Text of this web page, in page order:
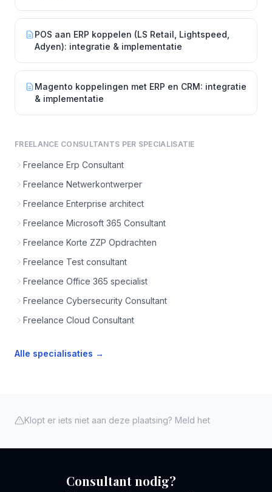
POS aan ERP koppelen (LS Retail, Lightspeed,
Adyen): integratie & implementatie
Magento koppelingen met ERP en CRM: integratie
& implementatie
FREELANCE CONSULTANTS PER SPECIALISATIE
Freelance Erp Consultant
Freelance Netwerkontwerper
Freelance Enterprise architect
Freelance Microsoft 365 Consultant
Freelance Korte ZZP Opdrachten
Freelance Test consultant
Freelance Office 365 specialist
Freelance Cybersecurity Consultant
Freelance Cloud Consultant
Alle specialisaties →
Klopt er iets niet aan deze plaatsing? Meld het
Consultant nodig?